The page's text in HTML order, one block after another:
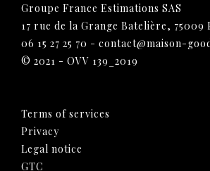
Groupe France Estimations SAS
17 rue de la Grange Batelière, 75009
06 15 27 25 70 - contact@maison-
© 2021 - OVV 139_2019
Terms of services
Privacy
Legal notice
GTC